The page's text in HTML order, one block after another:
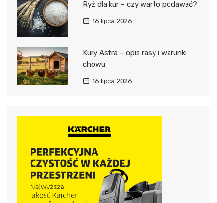
Ryż dla kur – czy warto podawać?
16 lipca 2026
Kury Astra – opis rasy i warunki
chowu
16 lipca 2026